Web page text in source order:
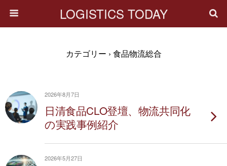
LOGISTICS TODAY
カテゴリー › 食品物流総合
2026年8月7日
日清食品CLO登壇、物流共同化
の実践事例紹介
2026年5月27日